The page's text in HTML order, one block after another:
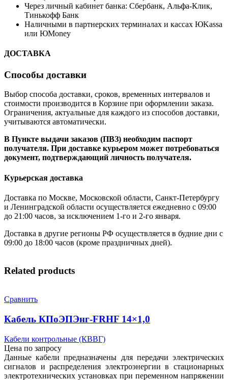
Через личный кабинет банка: Сбербанк, Альфа-Клик,
Тинькофф Банк
Наличными в партнерских терминалах и кассах ЮKassa
или ЮMoney
ДОСТАВКА
Способы доставки
Выбор способа доставки, сроков, временных интервалов и
стоимости производится в Корзине при оформлении заказа.
Ограничения, актуальные для каждого из способов доставки,
учитываются автоматически.
В Пункте выдачи заказов (ПВЗ) необходим паспорт
получателя. При доставке курьером может потребоваться
документ, подтверждающий личность получателя.
Курьерская доставка
Доставка по Москве, Московской области, Санкт-Петербургу
и Ленинградской области осуществляется ежедневно с 09:00
до 21:00 часов, за исключением 1-го и 2-го января.
Доставка в другие регионы РФ осуществляется в будние дни с
09:00 до 18:00 часов (кроме праздничных дней).
Related products
Сравнить
Кабель КПоЭПЭнг-FRHF 14×1,0
Кабели контрольные (КВВГ)
Цена по запросу
Данные кабели предназначены для передачи электрических
сигналов и распределения электроэнергии в стационарных
электротехнических установках при переменном напряжении